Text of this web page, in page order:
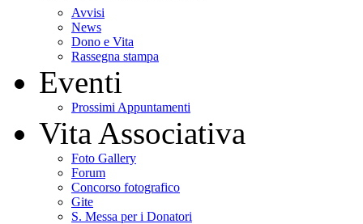
Avvisi
News
Dono e Vita
Rassegna stampa
Eventi
Prossimi Appuntamenti
Vita Associativa
Foto Gallery
Forum
Concorso fotografico
Gite
S. Messa per i Donatori